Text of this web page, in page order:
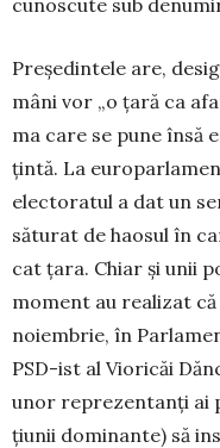
Președintele are,
mâni vor „o țară ca
ma care se pune însă
țintă. La
electoratul a dat un
săturat de haosul în
cat țara. Chiar și unii
moment au realizat
noiembrie, în
PSD-ist al Vioricăi
unor reprezentanți
țiunii domi­nante) să